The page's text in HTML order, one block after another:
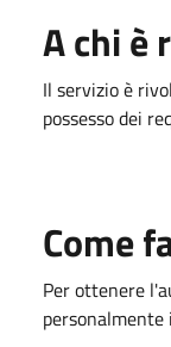
A chi è
Il servizio è
possesso dei
Come
Per ottenere
personalmente